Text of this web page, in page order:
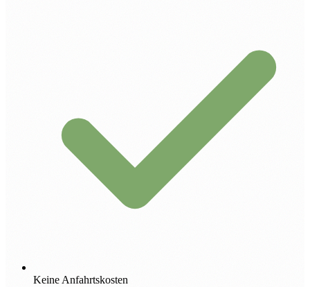
Keine Anfahrtskosten